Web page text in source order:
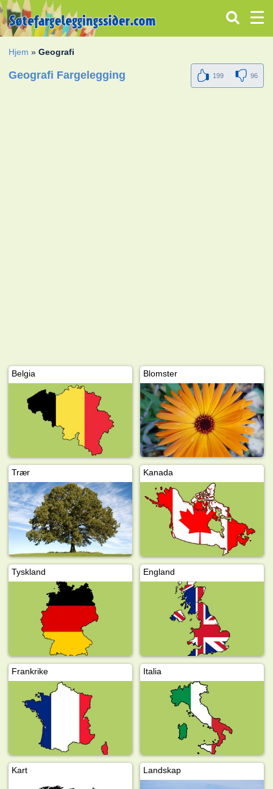
Hjem »Geografi
Geografi Fargelegging 199 96
Belgia Blomster
Trær Kanada
Tyskland England
Frankrike Italia
Kart Landskap